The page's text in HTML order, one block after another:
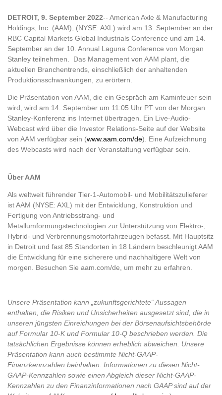
DETROIT, 9. September 2022-- American Axle & Manufacturing
Holdings, Inc. (AAM), (NYSE: AXL) wird am 13. September an der
RBC Capital Markets Global Industrials Conference und am 14.
September an der 10. Annual Laguna Conference von Morgan
Stanley teilnehmen. Das Management von AAM plant, die
aktuellen Branchentrends, einschließlich der anhaltenden
Produktionsschwankungen, zu erörtern.
Die Präsentation von AAM, die ein Gespräch am Kaminfeuer sein
wird, wird am 14. September um 11:05 Uhr PT von der Morgan
Stanley-Konferenz ins Internet übertragen. Ein Live-Audio-
Webcast wird über die Investor Relations-Seite auf der Website
von AAM verfügbar sein (www.aam.com/de). Eine Aufzeichnung
des Webcasts wird nach der Veranstaltung verfügbar sein.
Über AAM
Als weltweit führender Tier-1-Automobil- und Mobilitätszulieferer
ist AAM (NYSE: AXL) mit der Entwicklung, Konstruktion und
Fertigung von Antriebsstrang- und
Metallumformungstechnologien zur Unterstützung von Elektro-,
Hybrid- und Verbrennungsmotorfahrzeugen befasst. Mit Hauptsitz
in Detroit und fast 85 Standorten in 18 Ländern beschleunigt AAM
die Entwicklung für eine sicherere und nachhaltigere Welt von
morgen. Besuchen Sie aam.com/de, um mehr zu erfahren.
Unsere Präsentation kann „zukunftsgerichtete“ Aussagen
enthalten, die Risiken und Unsicherheiten ausgesetzt sind, die in
unseren jüngsten Einreichungen bei der Börsenaufsichtsbehörde
auf Formular 10-K und Formular 10-Q beschrieben werden. Die
tatsächlichen Ergebnisse können erheblich abweichen. Unsere
Präsentation kann auch bestimmte Nicht-GAAP-
Finanzkennzahlen beinhalten. Informationen zu diesen Nicht-
GAAP-Kennzahlen sowie einen Abgleich dieser Nicht-GAAP-
Kennzahlen zu den Finanzinformationen nach GAAP sind auf der